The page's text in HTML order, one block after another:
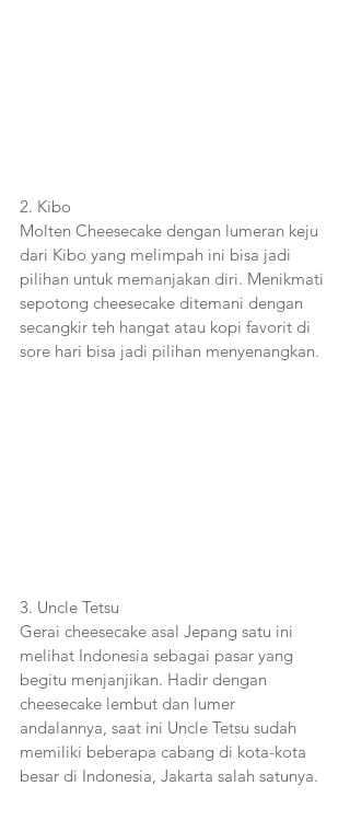
2. Kibo
Molten Cheesecake dengan lumeran keju
dari Kibo yang melimpah ini bisa jadi
pilihan untuk memanjakan diri. Menikmati
sepotong cheesecake ditemani dengan
secangkir teh hangat atau kopi favorit di
sore hari bisa jadi pilihan menyenangkan.
3. Uncle Tetsu
Gerai cheesecake asal Jepang satu ini
melihat Indonesia sebagai pasar yang
begitu menjanjikan. Hadir dengan
cheesecake lembut dan lumer
andalannya, saat ini Uncle Tetsu sudah
memiliki beberapa cabang di kota-kota
besar di Indonesia, Jakarta salah satunya.